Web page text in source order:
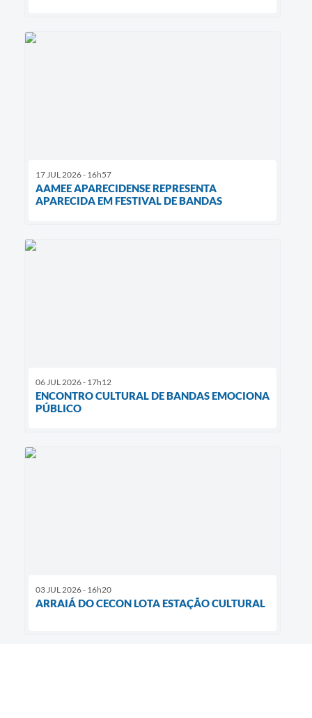
17 JUL 2026 - 16h57
AAMEE APARECIDENSE REPRESENTA
APARECIDA EM FESTIVAL DE BANDAS
06 JUL 2026 - 17h12
ENCONTRO CULTURAL DE BANDAS EMOCIONA
PÚBLICO
03 JUL 2026 - 16h20
ARRAIÁ DO CECON LOTA ESTAÇÃO CULTURAL